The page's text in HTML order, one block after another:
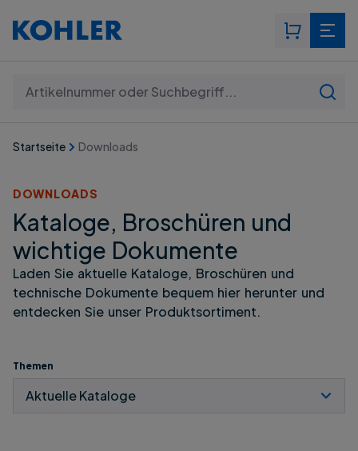
Startseite Downloads
Kataloge, Broschüren und
wichtige Dokumente
DOWNLOADS
Laden Sie aktuelle Kataloge, Broschüren und
technische Dokumente bequem hier herunter und
entdecken Sie unser Produktsortiment.
Themen